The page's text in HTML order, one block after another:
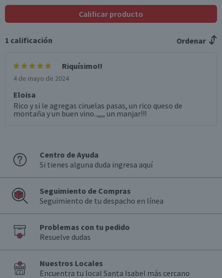
Calificar producto
1 calificación Ordenar
Riquísimo!!
4 de mayo de 2024
Eloisa
Rico y si le agregas ciruelas pasas, un rico queso de
montaña y un buen vino..,,,, un manjar!!!
Centro de Ayuda
Si tienes alguna duda ingresa aquí
Seguimiento de Compras
Seguimiento de tu despacho en línea
Problemas con tu pedido
Resuelve dudas
Nuestros Locales
Encuentra tu local Santa Isabel más cercano